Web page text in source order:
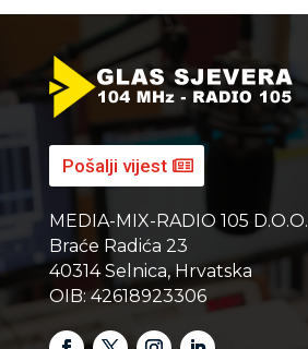
Pošalji vijest
MEDIA-MIX-RADIO 105 D.O.O.
Braće Radića 23
40314 Selnica, Hrvatska
OIB: 42618923306